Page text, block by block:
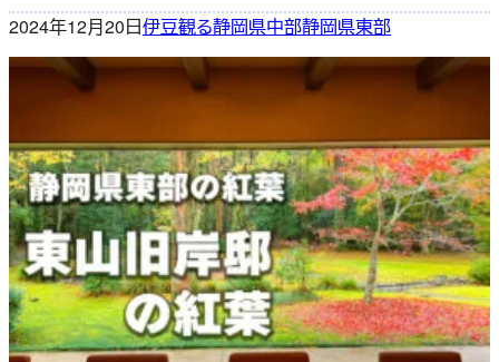
2024年12月20日伊豆観る静岡県中部静岡県東部